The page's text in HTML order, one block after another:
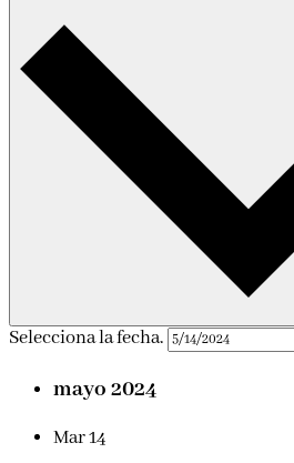
Selecciona la fecha.
mayo 2024
Mar14